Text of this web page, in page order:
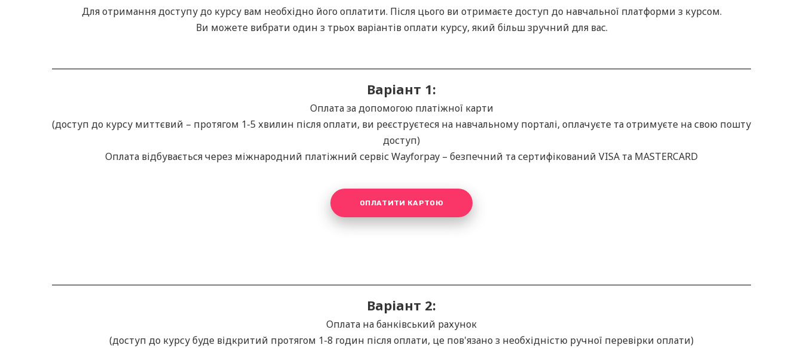
Для отримання доступу до курсу вам необхідно його оплатити. Після цього ви отримаєте доступ до навчальної платформи з курсом.
Ви можете вибрати один з трьох варіантів оплати курсу, який більш зручний для вас.
Варіант 1:
Оплата за допомогою платіжної карти
(доступ до курсу миттєвий – протягом 1-5 хвилин після оплати, ви реєструєтеся на навчальному порталі, оплачуєте та отримуєте на свою пошту
доступ)
Оплата відбувається через міжнародний платіжний сервіс Wayforpay – безпечний та сертифікований VISA та MASTERCARD
ОПЛАТИТИ КАРТОЮ
Варіант 2:
Оплата на банківський рахунок
(доступ до курсу буде відкритий протягом 1-8 годин після оплати, це пов'язано з необхідністю ручної перевірки оплати)